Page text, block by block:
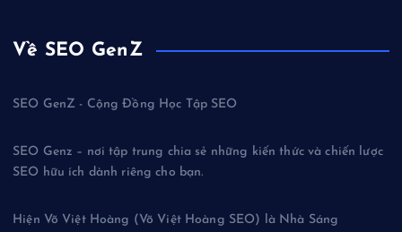
Về SEO GenZ
SEO GenZ - Cộng Đồng Học Tập SEO
SEO Genz – nơi tập trung chia sẻ những kiến thức và chiến lược
SEO hữu ích dành riêng cho bạn.
Hiện Võ Việt Hoàng (Võ Việt Hoàng SEO) là Nhà Sáng